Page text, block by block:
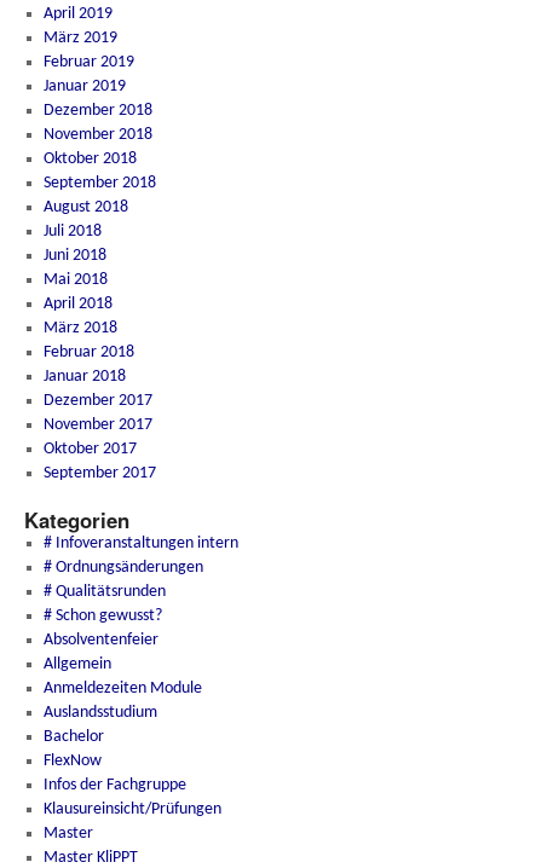
April 2019
März 2019
Februar 2019
Januar 2019
Dezember 2018
November 2018
Oktober 2018
September 2018
August 2018
Juli 2018
Juni 2018
Mai 2018
April 2018
März 2018
Februar 2018
Januar 2018
Dezember 2017
November 2017
Oktober 2017
September 2017
Kategorien
# Infoveranstaltungen intern
# Ordnungsänderungen
# Qualitätsrunden
# Schon gewusst?
Absolventenfeier
Allgemein
Anmeldezeiten Module
Auslandsstudium
Bachelor
FlexNow
Infos der Fachgruppe
Klausureinsicht/Prüfungen
Master
Master KliPPT